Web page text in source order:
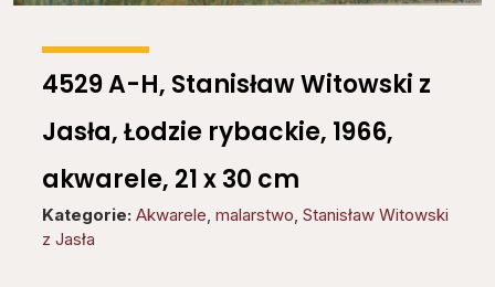
4529 A-H, Stanisław Witowski z
Jasła, Łodzie rybackie, 1966,
akwarele, 21 x 30 cm
Kategorie: Akwarele, malarstwo, Stanisław Witowski
z Jasła